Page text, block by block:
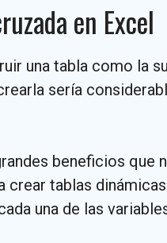
en Excel
una tabla como la
sería
beneficios que
crear tablas
una de las